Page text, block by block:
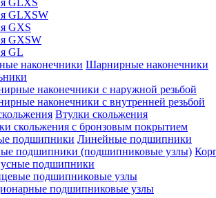
GLXS
GLXSW
GXS
GXSW
GL
Шарнирные наконечники
наконечники с наружной резьбой
наконечники с внутренней резьбой
Втулки скольжения
скольжения с бронзовым покрытием
Линейные подшипники
подшипники
подшипниковые узлы
подшипниковые узлы